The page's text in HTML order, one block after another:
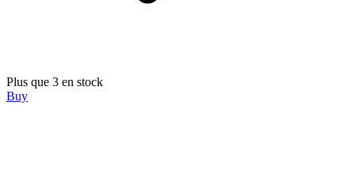
Plus que 3 en stock
Buy